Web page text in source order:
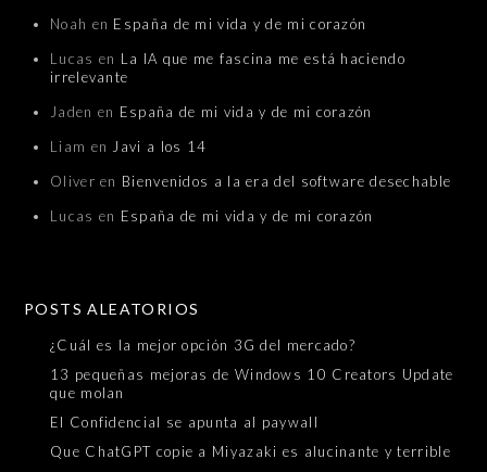
Noah en España de mi vida y de mi corazón
Lucas en La IA que me fascina me está haciendo
irrelevante
Jaden en España de mi vida y de mi corazón
Liam en Javi a los 14
Oliver en Bienvenidos a la era del software desechable
Lucas en España de mi vida y de mi corazón
POSTS ALEATORIOS
¿Cuál es la mejor opción 3G del mercado?
13 pequeñas mejoras de Windows 10 Creators Update
que molan
El Confidencial se apunta al paywall
Que ChatGPT copie a Miyazaki es alucinante y terrible